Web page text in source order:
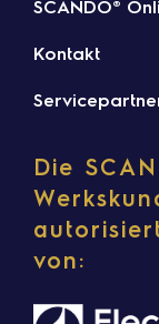
SCANDO®
Kontakt
Die
von: